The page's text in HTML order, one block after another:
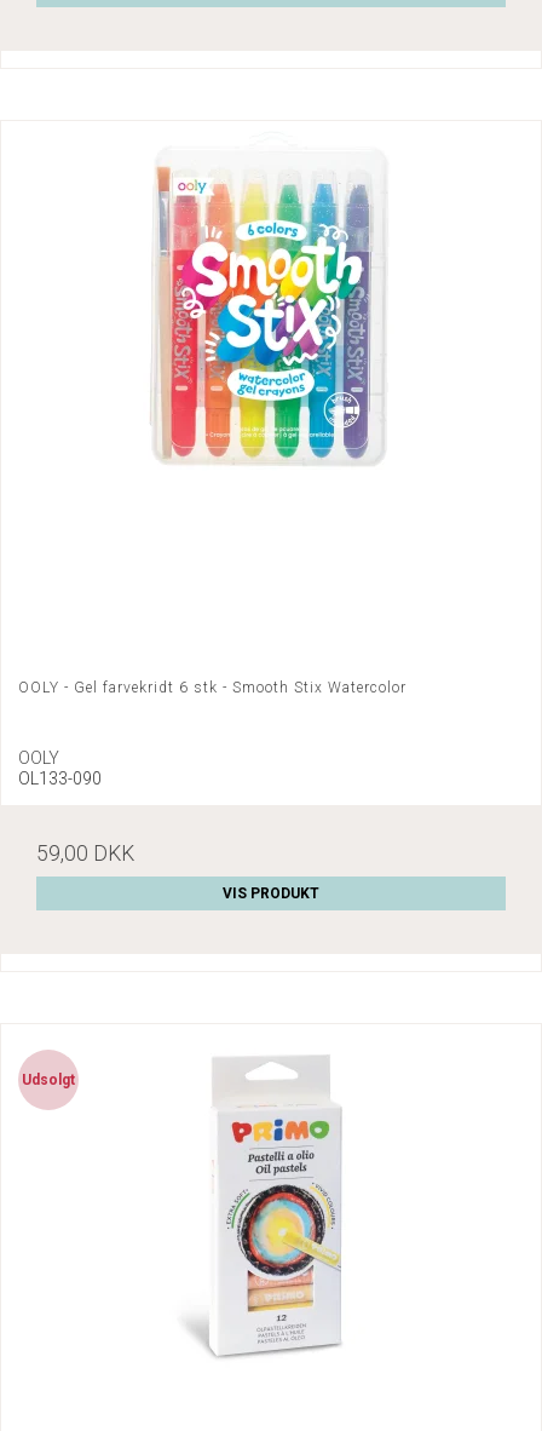
OOLY - Gel farvekridt 6 stk - Smooth Stix Watercolor
OOLY
OL133-090
59,00 DKK
VIS PRODUKT
Udsolgt